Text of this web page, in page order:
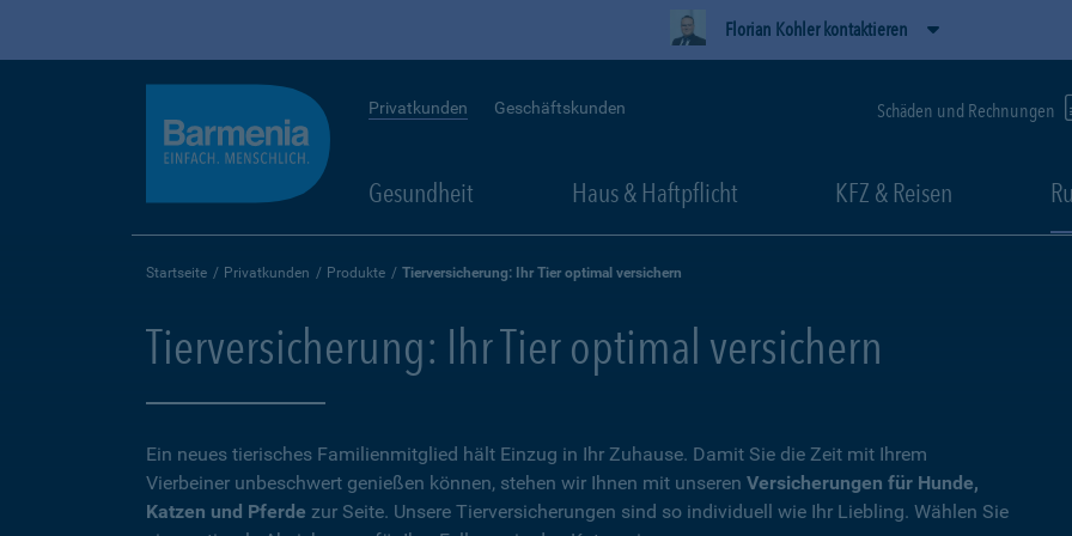
Florian Kohler kontaktieren
Privatkunden Geschäftskunden Schäden und Rechnungen
Gesundheit Haus & Haftpflicht KFZ & Reisen
Startseite Privatkunden Produkte Tierversicherung: Ihr Tier optimal versichern
Tierversicherung: Ihr Tier optimal versichern
Ein neues tierisches Familienmitglied hält Einzug in Ihr Zuhause. Damit Sie die Zeit mit Ihrem
Vierbeiner unbeschwert genießen können, stehen wir Ihnen mit unseren Versicherungen für Hunde,
Katzen und Pferde zur Seite. Unsere Tierversicherungen sind so individuell wie Ihr Liebling. Wählen Sie